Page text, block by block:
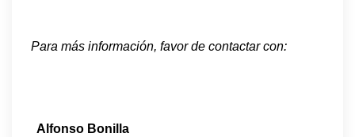
Para más información, favor de contactar con:
Alfonso Bonilla